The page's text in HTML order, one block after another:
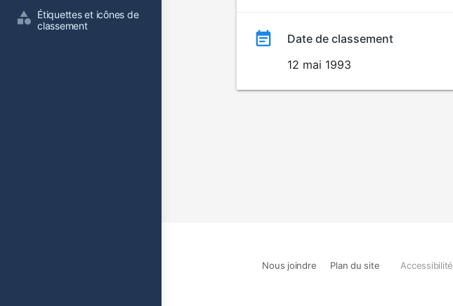
Étiquettes et icônes de
classement
Date de classement
12 mai 1993
Nous joindre Plan du site Accessibilité